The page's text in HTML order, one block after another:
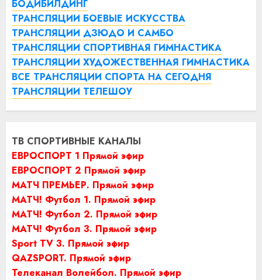
БОДИБИЛДИНГ
ТРАНСЛЯЦИИ БОЕВЫЕ ИСКУССТВА
ТРАНСЛЯЦИИ ДЗЮДО И САМБО
ТРАНСЛЯЦИИ СПОРТИВНАЯ ГИМНАСТИКА
ТРАНСЛЯЦИИ ХУДОЖЕСТВЕННАЯ ГИМНАСТИКА
ВСЕ ТРАНСЛЯЦИИ СПОРТА НА СЕГОДНЯ
ТРАНСЛЯЦИИ ТЕЛЕШОУ
ТВ СПОРТИВНЫЕ КАНАЛЫ
ЕВРОСПОРТ 1 Прямой эфир
ЕВРОСПОРТ 2 Прямой эфир
МАТЧ ПРЕМЬЕР. Прямой эфир
МАТЧ! Футбол 1. Прямой эфир
МАТЧ! Футбол 2. Прямой эфир
МАТЧ! Футбол 3. Прямой эфир
Sport TV 3. Прямой эфир
QAZSPORT. Прямой эфир
Телеканал Волейбол. Прямой эфир